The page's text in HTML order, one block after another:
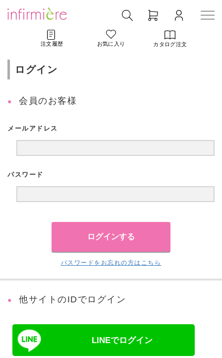
注文履歴 お気に入り カタログ注文
ログイン
会員のお客様
メールアドレス
パスワード
パスワードをお忘れの方はこちら
他サイトのIDでログイン
LINEでログイン